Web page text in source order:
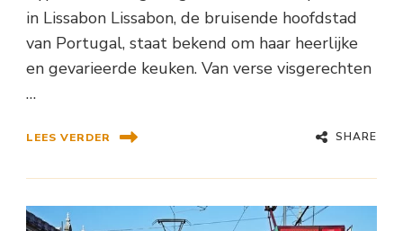
in Lissabon Lissabon, de bruisende hoofdstad
van Portugal, staat bekend om haar heerlijke
en gevarieerde keuken. Van verse visgerechten
…
LEES VERDER SHARE